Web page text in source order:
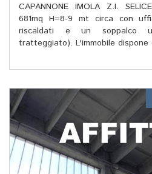
CAPANNONE IMOLA Z.I.
681mq H=8-9 mt circa con
riscaldati e un soppalco
tratteggiato). L'immobile